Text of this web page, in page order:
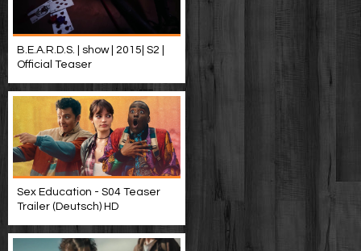
B.E.A.R.D.S. | show | 2015| S2 |
Official Teaser
Sex Education - S04 Teaser
Trailer (Deutsch) HD